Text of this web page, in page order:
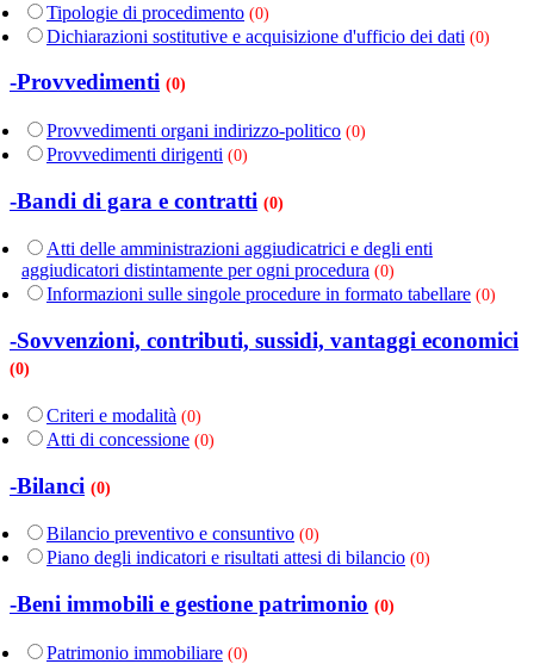
Tipologie di procedimento (0)
Dichiarazioni sostitutive e acquisizione d'ufficio dei dati (0)
-Provvedimenti (0)
Provvedimenti organi indirizzo-politico (0)
Provvedimenti dirigenti (0)
-Bandi di gara e contratti (0)
Atti delle amministrazioni aggiudicatrici e degli enti
aggiudicatori distintamente per ogni procedura (0)
Informazioni sulle singole procedure in formato tabellare (0)
-Sovvenzioni, contributi, sussidi, vantaggi economici
(0)
Criteri e modalità (0)
Atti di concessione (0)
-Bilanci (0)
Bilancio preventivo e consuntivo (0)
Piano degli indicatori e risultati attesi di bilancio (0)
-Beni immobili e gestione patrimonio (0)
Patrimonio immobiliare (0)